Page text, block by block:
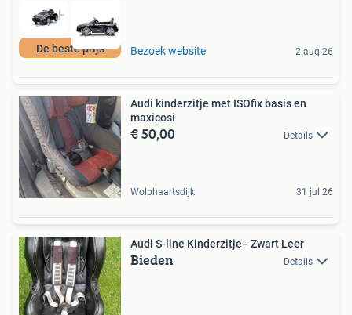
De beste prijs Bezoek website 2 aug 26
Audi kinderzitje met ISOfix basis en
maxicosi
€ 50,00 Details
Wolphaartsdijk 31 jul 26
Audi S-line Kinderzitje - Zwart Leer
Bieden Details